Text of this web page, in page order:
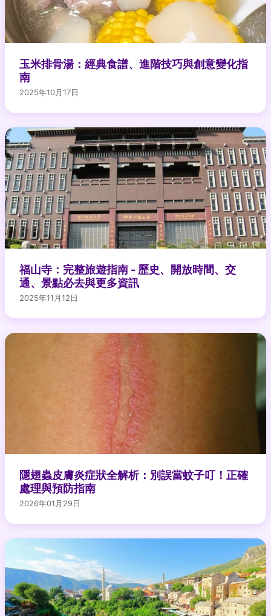
玉米排骨湯：經典食譜、進階技巧與創意變化指
南
2025年10月17日
福山寺：完整旅遊指南 - 歷史、開放時間、交
通、景點必去與更多資訊
2025年11月12日
隱翅蟲皮膚炎症狀全解析：別誤當蚊子叮！正確
處理與預防指南
2026年01月29日